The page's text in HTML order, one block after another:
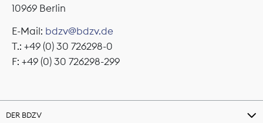
10969 Berlin
E-Mail: bdzv@bdzv.de
T.: +49 (0) 30 726298-0
F: +49 (0) 30 726298-299
DER BDZV